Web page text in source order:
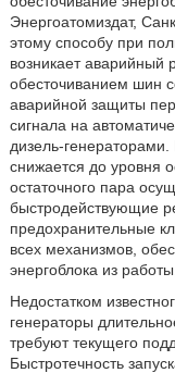
Энергоатомиздат,
этому способу при
возникает
обесточиванием шин
аварийной защиты
сигнала на
дизель-
снижается до уровня
остаточного пара
быстродействующие
предохранительные
всех механизмов,
энергоблока из
Недостатком
генераторы
требуют текущего
Быстротечность